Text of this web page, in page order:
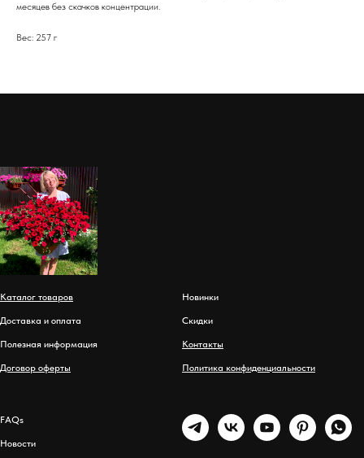
месяцев без скачков концентрации.
Вес: 257 г
Каталог товаров
Доставка и оплата
Полезная информация
Договор оферты
Новинки
Скидки
Контакты
Политика конфиденциальности
FAQs
Новости